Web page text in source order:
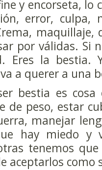
y encorseta, lo
error, culpa,
maquillaje,
por válidas. Si
Eres la bestia.
a querer a una
bestia es
de peso, estar
manejar
hay miedo y
tenemos
aceptarlos como